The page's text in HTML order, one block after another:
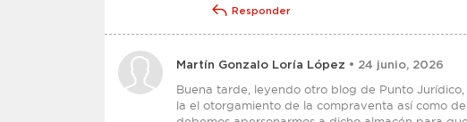
Responder
Martín Gonzalo Loría López • 24 junio, 2026
Buena tarde, leyendo otro blog de Punto
la el otorgamiento de la compraventa así como